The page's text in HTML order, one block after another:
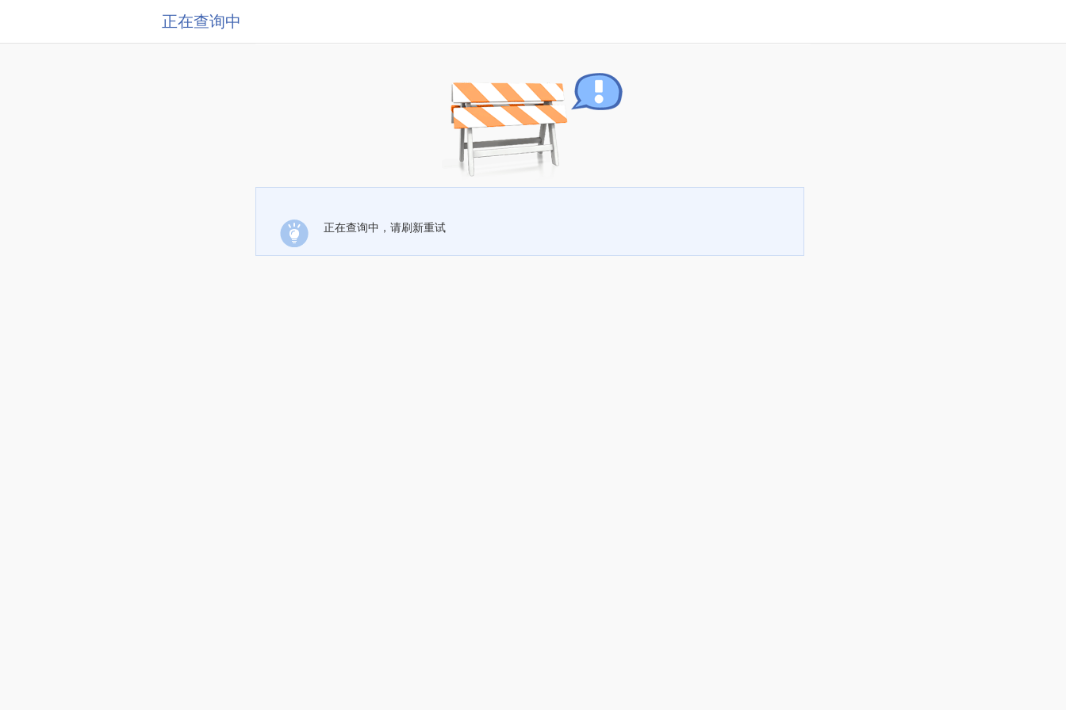
正在查询中
正在查询中，请刷新重试